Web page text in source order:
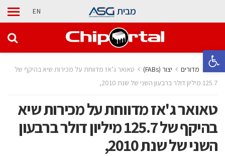
פתח סרגל נגישות
מבית EN
בית מדורים ‫יצור (‪(FABs‬‬
טאואר ג’אז מדווחת על מכירות שיא בהיקף של
125.7 מיליון דולר ברבעון השני של שנת 2010,
טאואר ג'אז מדווחת על מכירות שיא
בהיקף של 125.7 מיליון דולר ברבעון
השני של שנת 2010,